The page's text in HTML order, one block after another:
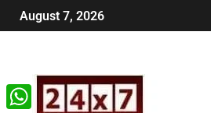
August 7, 2026